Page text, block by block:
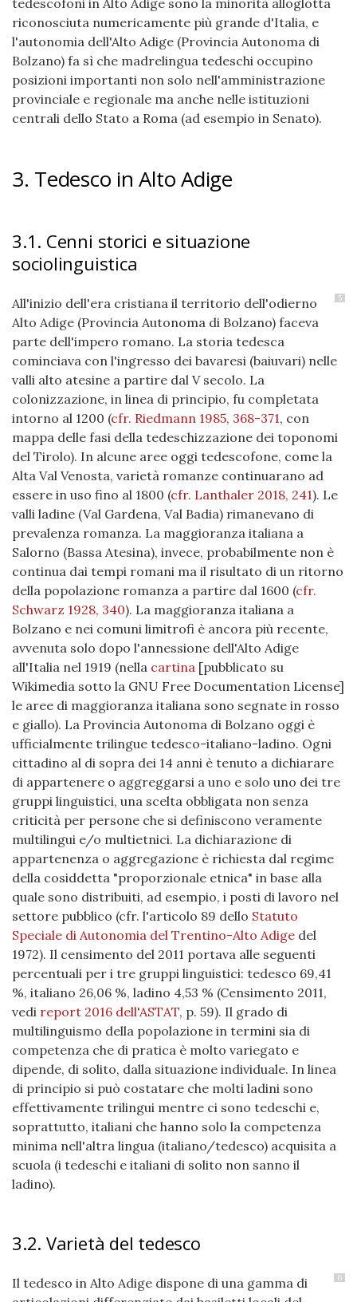
tedescofoni in Alto Adige sono la minorità alloglotta
riconosciuta numericamente più grande d'Italia, e
l'autonomia dell'Alto Adige (Provincia Autonoma di
Bolzano) fa sì che madrelingua tedeschi occupino
posizioni importanti non solo nell'amministrazione
provinciale e regionale ma anche nelle istituzioni
centrali dello Stato a Roma (ad esempio in Senato).
3. Tedesco in Alto Adige
3.1. Cenni storici e situazione
sociolinguistica
5
All'inizio dell'era cristiana il territorio dell'odierno
Alto Adige (Provincia Autonoma di Bolzano) faceva
parte dell'impero romano. La storia tedesca
cominciava con l'ingresso dei bavaresi (baiuvari) nelle
valli alto atesine a partire dal V secolo. La
colonizzazione, in linea di principio, fu completata
intorno al 1200 (cfr. Riedmann 1985, 368-371, con
mappa delle fasi della tedeschizzazione dei toponomi
del Tirolo). In alcune aree oggi tedescofone, come la
Alta Val Venosta, varietà romanze continuarano ad
essere in uso fino al 1800 (cfr. Lanthaler 2018, 241). Le
valli ladine (Val Gardena, Val Badia) rimanevano di
prevalenza romanza. La maggioranza italiana a
Salorno (Bassa Atesina), invece, probabilmente non è
continua dai tempi romani ma il risultato di un ritorno
della popolazione romanza a partire dal 1600 (cfr.
Schwarz 1928, 340). La maggioranza italiana a
Bolzano e nei comuni limitrofi è ancora più recente,
avvenuta solo dopo l'annessione dell'Alto Adige
all'Italia nel 1919 (nella cartina [pubblicato su
Wikimedia sotto la GNU Free Documentation License]
le aree di maggioranza italiana sono segnate in rosso
e giallo). La Provincia Autonoma di Bolzano oggi è
ufficialmente trilingue tedesco-italiano-ladino. Ogni
cittadino al di sopra dei 14 anni è tenuto a dichiarare
di appartenere o aggreggarsi a uno e solo uno dei tre
gruppi linguistici, una scelta obbligata non senza
criticità per persone che si definiscono veramente
multilingui e/o multietnici. La dichiarazione di
appartenenza o aggregazione è richiesta dal regime
della cosiddetta "proporzionale etnica" in base alla
quale sono distribuiti, ad esempio, i posti di lavoro nel
settore pubblico (cfr. l'articolo 89 dello Statuto
Speciale di Autonomia del Trentino-Alto Adige del
1972). Il censimento del 2011 portava alle seguenti
percentuali per i tre gruppi linguistici: tedesco 69,41
%, italiano 26,06 %, ladino 4,53 % (Censimento 2011,
vedi report 2016 dell'ASTAT, p. 59). Il grado di
multilinguismo della popolazione in termini sia di
competenza che di pratica è molto variegato e
dipende, di solito, dalla situazione individuale. In linea
di principio si può costatare che molti ladini sono
effettivamente trilingui mentre ci sono tedeschi e,
soprattutto, italiani che hanno solo la competenza
minima nell'altra lingua (italiano/tedesco) acquisita a
scuola (i tedeschi e italiani di solito non sanno il
ladino).
3.2. Varietà del tedesco
6
Il tedesco in Alto Adige dispone di una gamma di